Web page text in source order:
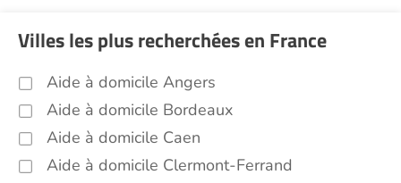
Jardinage Boulogne-sur-Mer (62200)
Aide aux courses Boulogne-sur-Mer
(62200)
Entretien du cadre de vie, ménage,
repassage, gestion du linge Boulogne-sur-
Mer (62200)
Villes les plus recherchées en France
Aide à domicile Angers
Aide à domicile Bordeaux
Aide à domicile Caen
Aide à domicile Clermont-Ferrand